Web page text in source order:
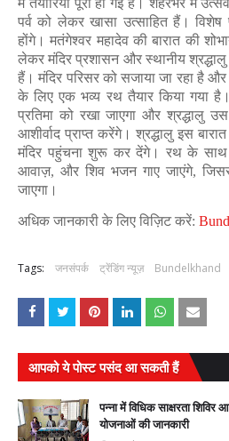
में तैयारियां पूरी हो गई हैं। शहरभर में
पर्व को लेकर खासा उत्साहित हैं।
होंगे। मतंगेश्वर महादेव की बारात की
लेकर मंदिर प्रशासन और स्थानीय श्रद्धालु
हैं। मंदिर परिसर को सजाया जा रहा है
के लिए एक भव्य रथ तैयार किया गया
प्रतिमा को रखा जाएगा और श्रद्धालु
आशीर्वाद प्राप्त करेंगे। श्रद्धालु इस
मंदिर पहुंचना शुरू कर देंगे। रथ के साथ
आवाज़, और शिव भजन गाए जाएंगे,
जाएगा।
अधिक जानकारी के लिए विज़िट करें:
Tags: जनसंपर्क ट्रेंडिंग न्यूज़ Bundelkhand
आपको ये पोस्ट पसंद आ सकती हैं
पन्ना में विधिक साक्षरता
योजनाओं की जानकारी